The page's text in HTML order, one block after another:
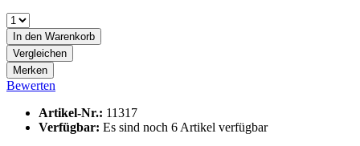
In den Warenkorb
Vergleichen
Merken
Bewerten
Artikel-Nr.: 11317
Verfügbar: Es sind noch 6 Artikel verfügbar